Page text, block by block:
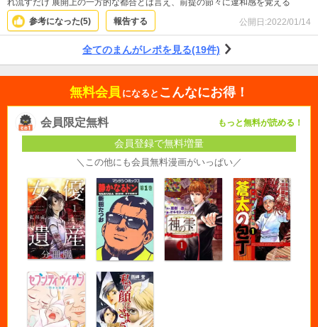
参考になった(5) 報告する 公開日:2022/01/14
全てのまんがレポを見る(19件)
無料会員 になると こんなにお得！
会員限定無料 もっと無料が読める！
会員登録で無料増量
＼この他にも会員無料漫画がいっぱい／